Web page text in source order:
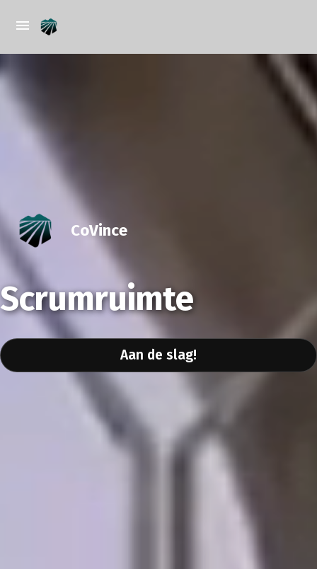
CoVince
Scrumruimte
Aan de slag!